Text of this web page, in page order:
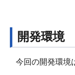
開発環境
今回の開発環境